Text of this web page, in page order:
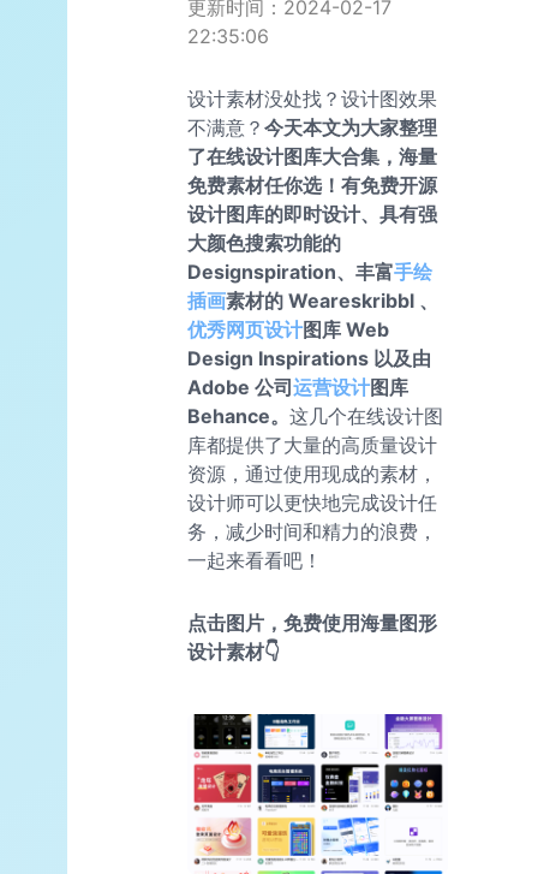
更新时间：2024-02-17
22:35:06
设计素材没处找？设计图效果
不满意？ 今天本文为大家整理
了在线设计图库大合集，海量
免费素材任你选！有免费开源
设计图库的即时设计、具有强
大颜色搜索功能的
Designspiration、丰富手绘
插画素材的 Weareskribbl 、
优秀网页设计图库 Web
Design Inspirations 以及由
Adobe 公司 运营设计图库
Behance。 这几个在线设计图
库都提供了大量的高质量设计
资源，通过使用现成的素材，
设计师可以更快地完成设计任
务，减少时间和精力的浪费，
一起来看看吧！
点击图片，免费使用海量图形
设计素材👇